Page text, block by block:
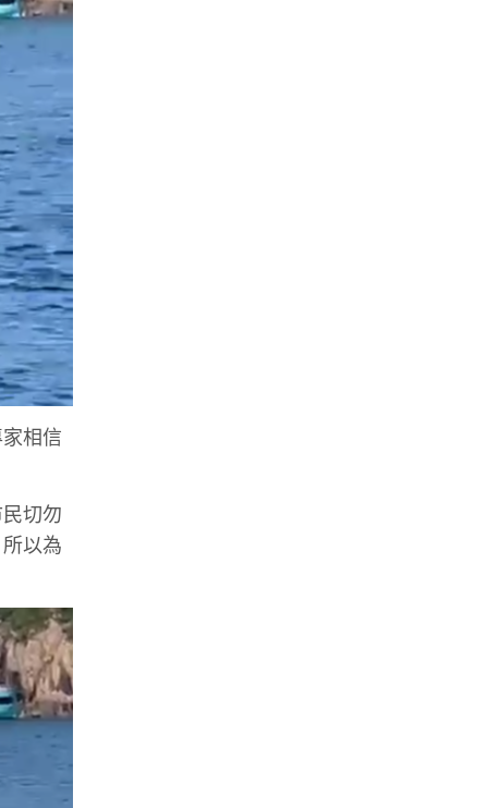
相信
切勿
以為